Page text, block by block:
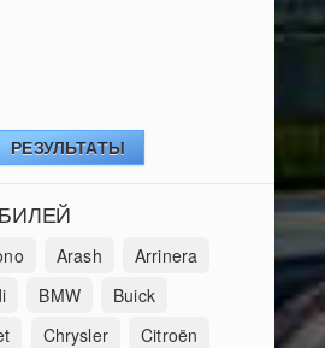
РЕЗУЛЬТАТЫ
Arash
Arrinera
BMW
Buick
Chrysler
Citroën